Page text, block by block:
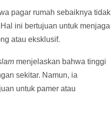
pagar rumah sebaiknya tidak
ini bertujuan untuk menjaga
atau eksklusif.
menjelaskan bahwa tinggi
sekitar. Namun, ia
untuk pamer atau